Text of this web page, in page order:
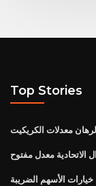
Top Stories
معدلات الكريكيت
الاتحادية معدل مفتوح
الأسهم الضريبة